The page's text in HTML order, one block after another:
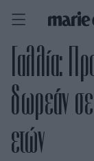
Γαλλία:
δωρεάν
ετών